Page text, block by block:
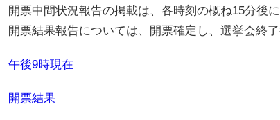
開票中間状況報告の掲載は、各時刻の概ね15分後に
開票結果報告については、開票確定し、選挙会終了
午後9時現在
開票結果